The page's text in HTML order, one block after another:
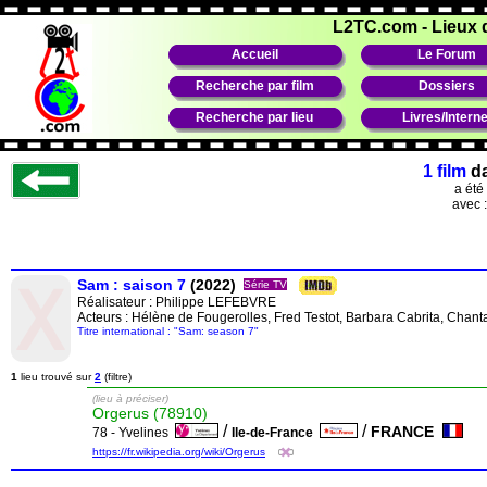
L2TC.com - Lieux
Accueil Le Forum
Recherche par film Dossiers
Recherche par lieu Livres/
1 film
a
avec
Sam : saison 7 (2022) Série TV
Réalisateur : Philippe LEFEBVRE
Acteurs : Hélène de Fougerolles, Fred Testot, Barbara Cabrita,
Titre international : "Sam: season 7"
1 lieu trouvé sur2 (filtre)
(lieu à préciser)
Orgerus (78910)
78 - Yvelines / Ile-de-France / FRANCE
https://fr.wikipedia.org/wiki/Orgerus